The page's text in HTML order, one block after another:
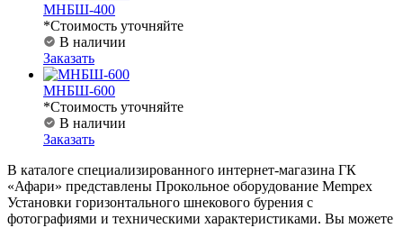
МНБШ-400
*Стоимость уточняйте
В наличии
Заказать
МНБШ-600
*Стоимость уточняйте
В наличии
Заказать
В каталоге специализированного интернет-магазина ГК
«Афари» представлены Прокольное оборудование Mempex
Установки горизонтального шнекового бурения с
фотографиями и техническими характеристиками. Вы можете